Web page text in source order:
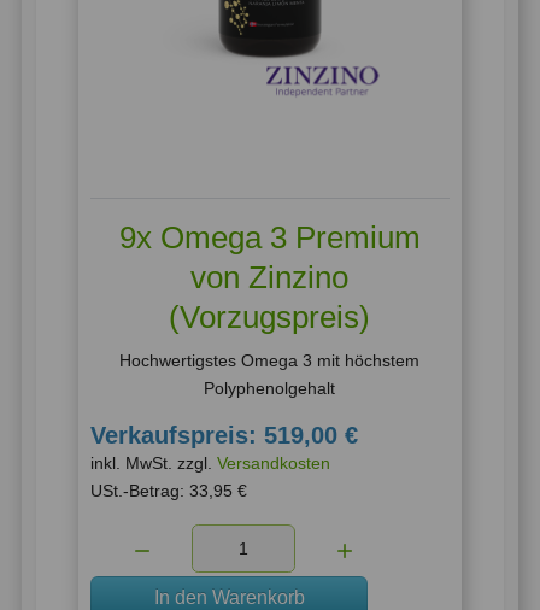
9x Omega 3 Premium
von Zinzino
(Vorzugspreis)
Hochwertigstes Omega 3 mit höchstem
Polyphenolgehalt
Verkaufspreis:519,00 €
inkl. MwSt. zzgl.Versandkosten
USt.-Betrag:33,95 €
In den Warenkorb